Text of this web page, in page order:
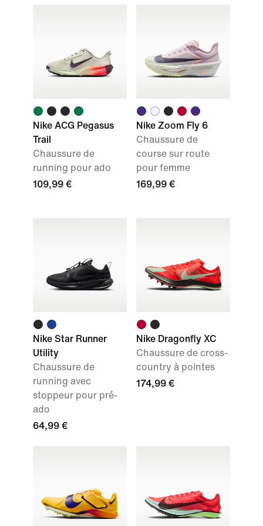
Nike ACG Pegasus
Trail
Chaussure de
running pour ado
109,99 €
Nike Zoom Fly 6
Chaussure de
course sur route
pour femme
169,99 €
Nike Star Runner
Utility
Chaussure de
running avec
stoppeur pour pré-
ado
64,99 €
Nike Dragonfly XC
Chaussure de cross-
country à pointes
174,99 €